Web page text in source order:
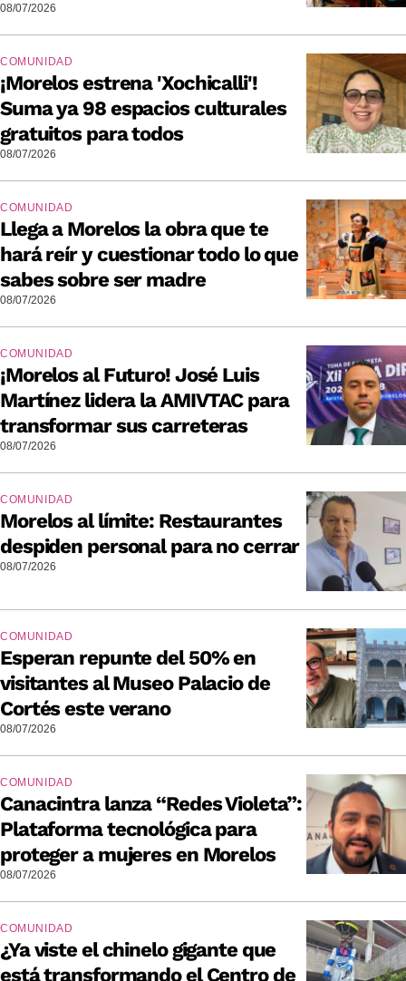
08/07/2026
COMUNIDAD
¡Morelos estrena 'Xochicalli'!
Suma ya 98 espacios culturales
gratuitos para todos
08/07/2026
COMUNIDAD
Llega a Morelos la obra que te
hará reír y cuestionar todo lo que
sabes sobre ser madre
08/07/2026
COMUNIDAD
¡Morelos al Futuro! José Luis
Martínez lidera la AMIVTAC para
transformar sus carreteras
08/07/2026
COMUNIDAD
Morelos al límite: Restaurantes
despiden personal para no cerrar
08/07/2026
COMUNIDAD
Esperan repunte del 50% en
visitantes al Museo Palacio de
Cortés este verano
08/07/2026
COMUNIDAD
Canacintra lanza “Redes Violeta”:
Plataforma tecnológica para
proteger a mujeres en Morelos
08/07/2026
COMUNIDAD
¿Ya viste el chinelo gigante que
está transformando el Centro de